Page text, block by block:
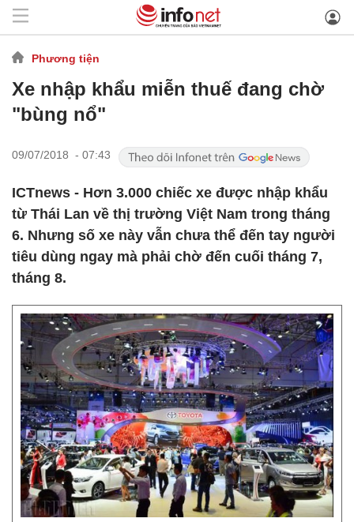
Phương tiện
Xe nhập khẩu miễn thuế đang chờ
"bùng nổ"
09/07/2018 - 07:43
ICTnews - Hơn 3.000 chiếc xe được nhập khẩu
từ Thái Lan về thị trường Việt Nam trong tháng
6. Nhưng số xe này vẫn chưa thể đến tay người
tiêu dùng ngay mà phải chờ đến cuối tháng 7,
tháng 8.